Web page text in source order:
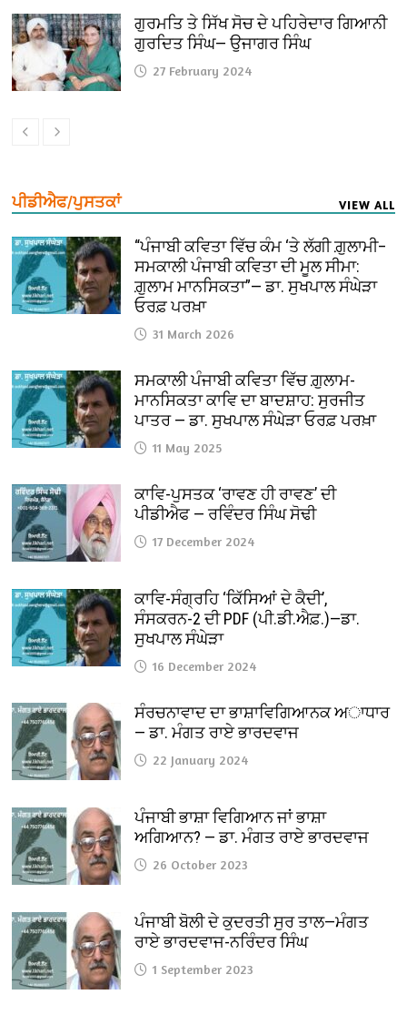
ਗੁਰਮਤਿ ਤੇ ਸਿੱਖ ਸੋਚ ਦੇ ਪਹਿਰੇਦਾਰ ਗਿਆਨੀ
ਗੁਰਦਿਤ ਸਿੰਘ— ਉਜਾਗਰ ਸਿੰਘ
27 February 2024
ਪੀਡੀਐਫ/ਪੁਸਤਕਾਂ VIEW ALL
“ਪੰਜਾਬੀ ਕਵਿਤਾ ਵਿੱਚ ਕੰਮ ‘ਤੇ ਲੱਗੀ ਗ਼ੁਲਾਮੀ–
ਸਮਕਾਲੀ ਪੰਜਾਬੀ ਕਵਿਤਾ ਦੀ ਮੂਲ ਸੀਮਾ:
ਗ਼ੁਲਾਮ ਮਾਨਸਿਕਤਾ”— ਡਾ. ਸੁਖਪਾਲ ਸੰਘੇੜਾ
ਓਰਫ਼ ਪਰਖ਼ਾ
31 March 2026
ਸਮਕਾਲੀ ਪੰਜਾਬੀ ਕਵਿਤਾ ਵਿੱਚ ਗ਼ੁਲਾਮ-
ਮਾਨਸਿਕਤਾ ਕਾਵਿ ਦਾ ਬਾਦਸ਼ਾਹ: ਸੁਰਜੀਤ
ਪਾਤਰ — ਡਾ. ਸੁਖਪਾਲ ਸੰਘੇੜਾ ਓਰਫ਼ ਪਰਖ਼ਾ
11 May 2025
ਕਾਵਿ-ਪੁਸਤਕ ‘ਰਾਵਣ ਹੀ ਰਾਵਣ’ ਦੀ
ਪੀਡੀਐਫ — ਰਵਿੰਦਰ ਸਿੰਘ ਸੋਢੀ
17 December 2024
ਕਾਵਿ-ਸੰਗ੍ਰਹਿ ‘ਕਿੱਸਿਆਂ ਦੇ ਕੈਦੀ’,
ਸੰਸਕਰਨ-2 ਦੀ PDF (ਪੀ.ਡੀ.ਐਫ਼.)—ਡਾ.
ਸੁਖਪਾਲ ਸੰਘੇੜਾ
16 December 2024
ਸੰਰਚਨਾਵਾਦ ਦਾ ਭਾਸ਼ਾਵਿਗਿਆਨਕ ਅਾਧਾਰ
— ਡਾ. ਮੰਗਤ ਰਾਏ ਭਾਰਦਵਾਜ
22 January 2024
ਪੰਜਾਬੀ ਭਾਸ਼ਾ ਵਿਗਿਆਨ ਜਾਂ ਭਾਸ਼ਾ
ਅਗਿਆਨ? — ਡਾ. ਮੰਗਤ ਰਾਏ ਭਾਰਦਵਾਜ
26 October 2023
ਪੰਜਾਬੀ ਬੋਲੀ ਦੇ ਕੁਦਰਤੀ ਸੁਰ ਤਾਲ—ਮੰਗਤ
ਰਾਏ ਭਾਰਦਵਾਜ-ਨਰਿੰਦਰ ਸਿੰਘ
1 September 2023